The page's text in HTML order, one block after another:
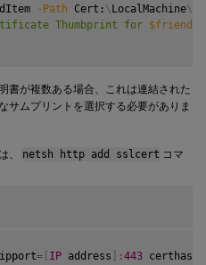
-Path Cert: \ LocalMachine\
Thumbprint for
書が複数ある場合、これは連結された
サムプリントを選択する必要がありま
、 netsh http add sslcert コマ
= [ IP address ] :443 certhash